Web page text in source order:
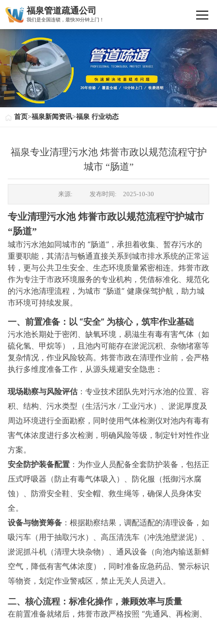
福泉管道疏通公司
我们是全国连锁，最快30分钟上门！
首页>福泉新闻资讯>福泉 行业动态
福泉专业清理污水池 炜誉市政以规范流程守护
城市 “肠道”
来源: 发布时间: 2025-10-30
专业清理污水池 炜誉市政以规范流程守护城市
“肠道”
城市污水池如同城市的 “肠道”，承担着收集、暂存污水的
重要职能，其清洁与畅通直接关系到城市排水系统的正常运
转，更与公共卫生安全、生态环境质量紧密相连。炜誉市政
作为专注于市政环境服务的专业机构，凭借标准化、规范化
的污水池清理流程，为城市 “肠道” 健康保驾护航，助力城
市环境可持续发展。
一、前置准备：以 “安全” 为核心，筑牢作业基础
污水池长期处于密闭、缺氧环境，易滋生有毒有害气体（如
硫化氢、甲烷等），且池内可能存在淤泥沉积、杂物堵塞等
复杂情况，作业风险较高。炜誉市政在清理作业前，会严格
执行多维度准备工作，从源头规避安全隐患：
现场勘察与风险评估：专业技术团队先对污水池的位置、容
积、结构、污水类型（生活污水 / 工业污水）、淤泥厚度及
周边环境进行全面勘察，同时使用气体检测仪对池内有毒有
害气体浓度进行多次检测，明确风险等级，制定针对性作业
方案。
安全防护装备配置 ：为作业人员配备全套防护装备，包括正
压式呼吸器（防止有毒气体吸入）、防化服（抵御污水腐
蚀）、防滑安全鞋、安全帽、救生绳等，确保人员身体安
全。
设备与物资筹备 ：根据勘察结果，调配适配的清理设备，如
吸污车（用于抽取污水）、高压清洗车（冲洗池壁淤泥）、
淤泥抓斗机（清理大块杂物）、通风设备（向池内输送新鲜
空气，降低有害气体浓度），同时准备应急药品、警示标识
等物资，划定作业警戒区，禁止无关人员进入。
二、核心流程：标准化操作，兼顾效率与质量
在前置准备就绪后，炜誉市政严格按照 “先通风、再检测、